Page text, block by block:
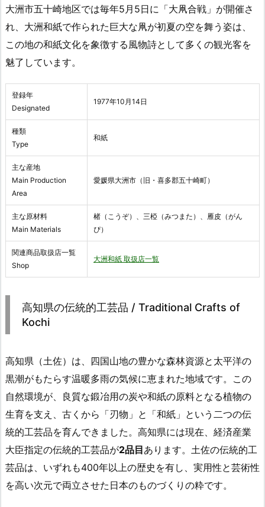
大洲市五十崎地区では毎年5月5日に「大凧合戦」が開催さ
れ、大洲和紙で作られた巨大な凧が初夏の空を舞う姿は、
この地の和紙文化を象徴する風物詩として多くの観光客を
魅了しています。
登録年
Designated
1977年10月14日
種類
Type
和紙
主な産地
Main Production
Area
愛媛県大洲市（旧・喜多郡五十崎町）
主な原材料
Main Materials
楮（こうぞ）、三椏（みつまた）、雁皮（がん
ぴ）
関連商品取扱店一覧
Shop
大洲和紙 取扱店一覧
高知県の伝統的工芸品 / Traditional Crafts of
Kochi
高知県（土佐）は、四国山地の豊かな森林資源と太平洋の
黒潮がもたらす温暖多雨の気候に恵まれた地域です。この
自然環境が、良質な鍛冶用の炭や和紙の原料となる植物の
生育を支え、古くから「刃物」と「和紙」という二つの伝
統的工芸品を育んできました。高知県には現在、経済産業
大臣指定の伝統的工芸品が2品目あります。土佐の伝統的工
芸品は、いずれも400年以上の歴史を有し、実用性と芸術性
を高い次元で両立させた日本のものづくりの粋です。